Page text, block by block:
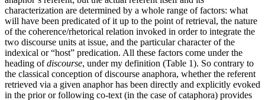
characterization are determined by a whole range of factors: what
will have been predicated of it up to the point of retrieval, the nature
of the coherence/rhetorical relation invoked in order to integrate the
two discourse units at issue, and the particular character of the
indexical or “host” predication. All these factors come under the
heading ofdiscourse, under my definition (Table 1). So contrary to
the classical conception of discourse anaphora, whether the referent
retrieved via a given anaphor has been directly and explicitly evoked
in the prior or following co-text (in the case of cataphora) provides